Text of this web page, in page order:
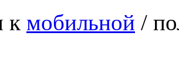
к мобильной /